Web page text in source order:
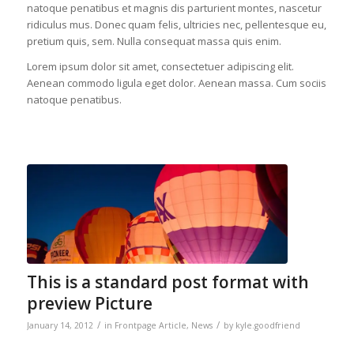
natoque penatibus et magnis dis parturient montes, nascetur
ridiculus mus. Donec quam felis, ultricies nec, pellentesque eu,
pretium quis, sem. Nulla consequat massa quis enim.
Lorem ipsum dolor sit amet, consectetuer adipiscing elit.
Aenean commodo ligula eget dolor. Aenean massa. Cum sociis
natoque penatibus.
This is a standard post format with
preview Picture
January 14, 2012 / in Frontpage Article, News / by kyle.goodfriend